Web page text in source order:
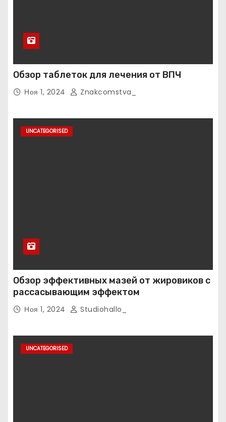
Обзор таблеток для лечения от ВПЧ
Ноя 1, 2024 Znakcomstva_
UNCATEGORISED
Обзор эффективных мазей от жировиков с
рассасывающим эффектом
Ноя 1, 2024 Studiohallo_
UNCATEGORISED